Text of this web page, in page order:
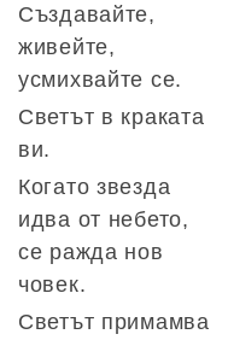
Създавайте,
живейте,
усмихвайте се.
Светът в краката
ви.
Когато звезда
идва от небето,
се ражда нов
човек.
Светът примамва